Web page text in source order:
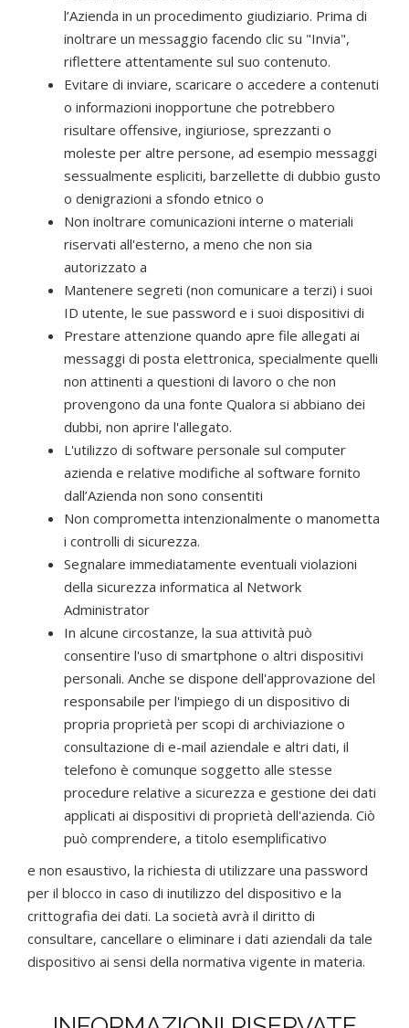
l’Azienda in un procedimento giudiziario. Prima di
inoltrare un messaggio facendo clic su "Invia",
riflettere attentamente sul suo contenuto.
Evitare di inviare, scaricare o accedere a contenuti
o informazioni inopportune che potrebbero
risultare offensive, ingiuriose, sprezzanti o
moleste per altre persone, ad esempio messaggi
sessualmente espliciti, barzellette di dubbio gusto
o denigrazioni a sfondo etnico o
Non inoltrare comunicazioni interne o materiali
riservati all'esterno, a meno che non sia
autorizzato a
Mantenere segreti (non comunicare a terzi) i suoi
ID utente, le sue password e i suoi dispositivi di
Prestare attenzione quando apre file allegati ai
messaggi di posta elettronica, specialmente quelli
non attinenti a questioni di lavoro o che non
provengono da una fonte Qualora si abbiano dei
dubbi, non aprire l'allegato.
L'utilizzo di software personale sul computer
azienda e relative modifiche al software fornito
dall’Azienda non sono consentiti
Non comprometta intenzionalmente o manometta
i controlli di sicurezza.
Segnalare immediatamente eventuali violazioni
della sicurezza informatica al Network
Administrator
In alcune circostanze, la sua attività può
consentire l'uso di smartphone o altri dispositivi
personali. Anche se dispone dell'approvazione del
responsabile per l'impiego di un dispositivo di
propria proprietà per scopi di archiviazione o
consultazione di e-mail aziendale e altri dati, il
telefono è comunque soggetto alle stesse
procedure relative a sicurezza e gestione dei dati
applicati ai dispositivi di proprietà dell'azienda. Ciò
può comprendere, a titolo esemplificativo
e non esaustivo, la richiesta di utilizzare una password
per il blocco in caso di inutilizzo del dispositivo e la
crittografia dei dati. La società avrà il diritto di
consultare, cancellare o eliminare i dati aziendali da tale
dispositivo ai sensi della normativa vigente in materia.